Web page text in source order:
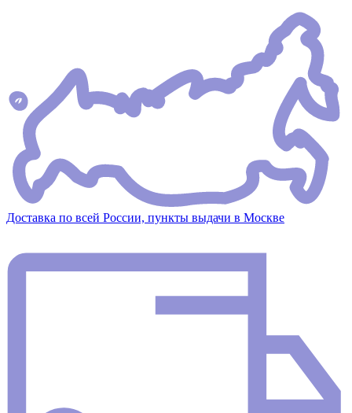
Доставка по всей России, пункты выдачи в Москве